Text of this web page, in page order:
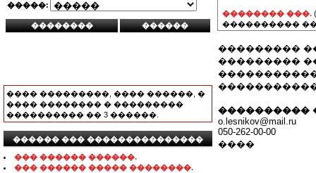
�����:
���� ���������, ���� ������, �
���� �������� � ���������
���������� �� 3 ������.
������ ��� ���������������
��� ������ ������.
��� ������ ����� ��������.
�������� ���.
����������
���������
���������
����������
o.lesnikov@mail.ru
050-262-00-00
����